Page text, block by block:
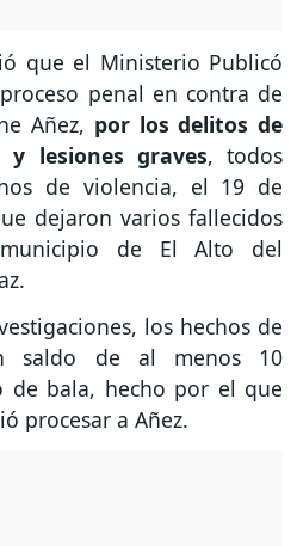
que el Ministerio Publicó
penal en contra de
Añez, por los delitos de
y lesiones graves, todos
de violencia, el 19 de
dejaron varios fallecidos
de El Alto del
los hechos de
saldo de al menos 10
de bala, hecho por el que
procesar a Añez.